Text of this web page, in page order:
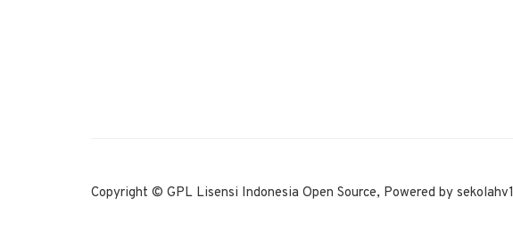
Copyright © GPL Lisensi Indonesia Open Source, Powered by sekolahv1